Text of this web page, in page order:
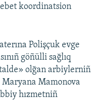
koordinatsion
Polişçuk evge
göñülli sağlıq
olğan arbiylerniñ
Mamonova
hızmetniñ